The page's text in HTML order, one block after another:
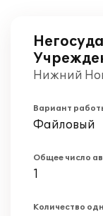
Нижний
Вариант
Файловый
Общее число
1
Количество